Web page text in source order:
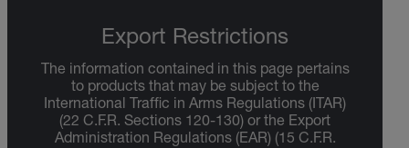
Export Restrictions
The information contained in this page pertains
to products that may be subject to the
International Traffic in Arms Regulations (ITAR)
(22 C.F.R. Sections 120-130) or the Export
Administration Regulations (EAR) (15 C.F.R.